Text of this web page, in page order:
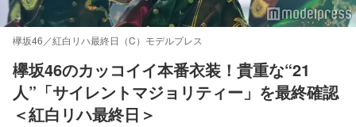
欅坂46／紅白リハ最終日（C）モデルプレス
欅坂46のカッコイイ本番衣装！貴重な“21
人”「サイレントマジョリティー」を最終確認
＜紅白リハ最終日＞